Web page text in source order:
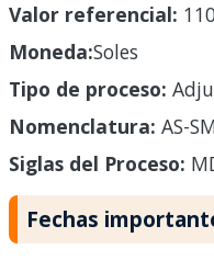
Valor referencial:
Moneda:Soles
Tipo de proceso:
Nomenclatura: AS-
Siglas del Proceso:
Fechas